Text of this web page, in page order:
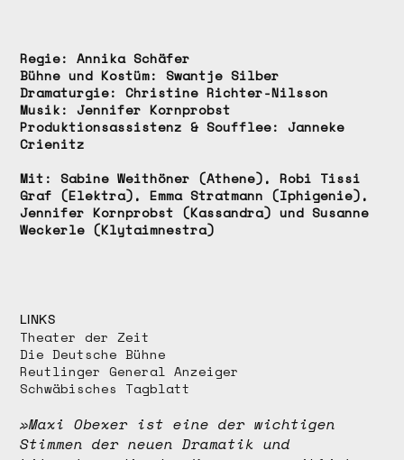
Regie: Annika Schäfer
Bühne und Kostüm: Swantje Silber
Dramaturgie: Christine Richter-Nilsson
Musik: Jennifer Kornprobst
Produktionsassistenz & Soufflee: Janneke
Crienitz
Mit: Sabine Weithöner (Athene), Robi Tissi
Graf (Elektra), Emma Stratmann (Iphigenie),
Jennifer Kornprobst (Kassandra) und Susanne
Weckerle (Klytaimnestra)
LINKS
Theater der Zeit
Die Deutsche Bühne
Reutlinger General Anzeiger
Schwäbisches Tagblatt
»Maxi Obexer ist eine der wichtigen
Stimmen der neuen Dramatik und